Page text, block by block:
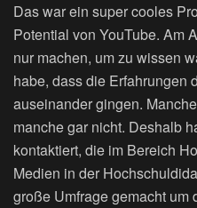
Das war ein super cooles
Potential von YouTube. Am
nur machen, um zu wissen
habe, dass die Erfahrungen
auseinander gingen.
manche gar nicht. Deshalb
kontaktiert, die im Bereich
Medien in der
große Umfrage gemacht um